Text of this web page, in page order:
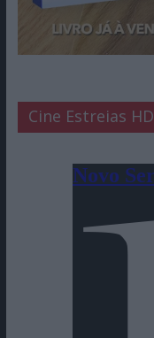
Cine Estreias HD